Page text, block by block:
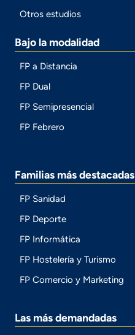
Otros estudios
Bajo la modalidad
FP a Distancia
FP Dual
FP Semipresencial
FP Febrero
Familias más destacadas
FP Sanidad
FP Deporte
FP Informática
FP Hostelería y Turismo
FP Comercio y Marketing
Las más demandadas